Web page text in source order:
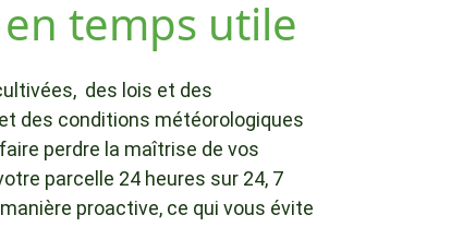
temps utile
des lois et des
des conditions météorologiques
perdre la maîtrise de vos
parcelle 24 heures sur 24, 7
proactive, ce qui vous évite